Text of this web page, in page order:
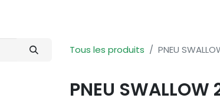
Tous les produits PNEU
PNEU SWALLOW